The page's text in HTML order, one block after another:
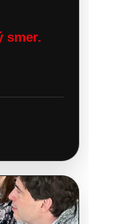
smer.